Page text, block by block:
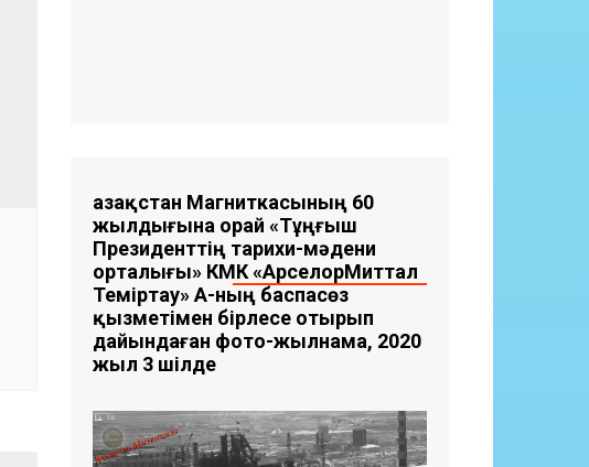
Қазақстан Магниткасының 60
жылдығына орай «Тұңғыш
Президенттің тарихи-мәдени
орталығы» КМҚК «АрселорМиттал
Теміртау» АҚ-ның баспасөз
қызметімен бірлесе отырып
дайындаған фото-жылнама, 2020
жыл 3 шілде